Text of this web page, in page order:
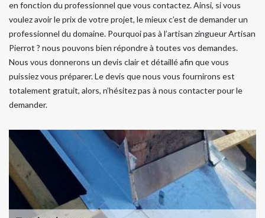
en fonction du professionnel que vous contactez. Ainsi, si vous
voulez avoir le prix de votre projet, le mieux c’est de demander un
professionnel du domaine. Pourquoi pas à l’artisan zingueur Artisan
Pierrot ? nous pouvons bien répondre à toutes vos demandes.
Nous vous donnerons un devis clair et détaillé afin que vous
puissiez vous préparer. Le devis que nous vous fournirons est
totalement gratuit, alors, n’hésitez pas à nous contacter pour le
demander.